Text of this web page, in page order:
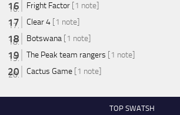
Fright Factor [1 note]
Clear 4 [1 note]
Botswana [1 note]
The Peak team rangers [1 note]
Cactus Game [1 note]
TOP SWATSH